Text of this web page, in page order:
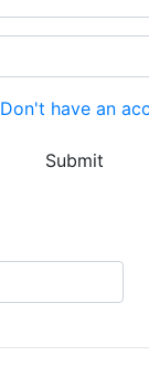
Don't have an
Submit